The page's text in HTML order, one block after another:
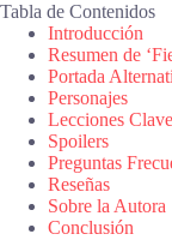
Tabla de Contenidos
Introducción
Resumen de
Portada
Personajes
Lecciones Clave
Spoilers
Preguntas
Reseñas
Sobre la Autora
Conclusión